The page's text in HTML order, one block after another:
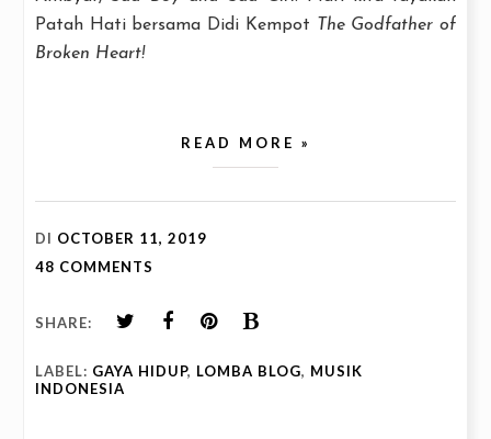
Patah Hati bersama Didi Kempot
The Godfather of
Broken Heart!
READ MORE »
DI OCTOBER 11, 2019
48 COMMENTS
SHARE:
LABEL: GAYA HIDUP, LOMBA BLOG, MUSIK
INDONESIA